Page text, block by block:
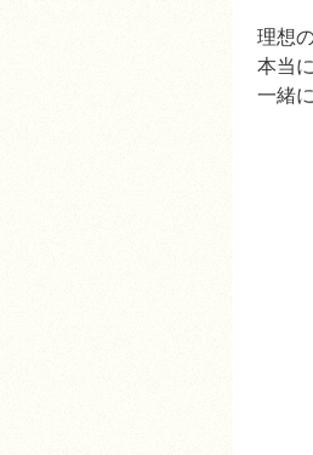
理想
本当
一緒